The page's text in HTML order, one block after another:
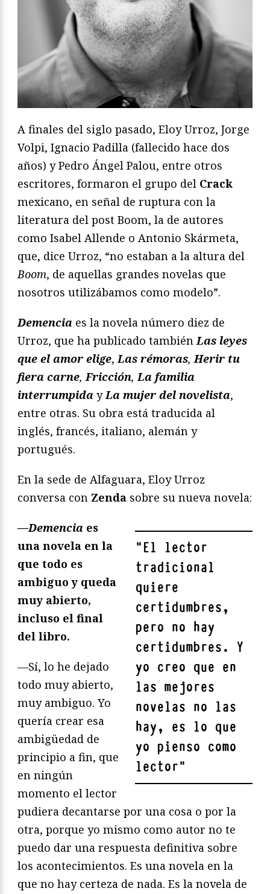
A finales del siglo pasado, Eloy Urroz, Jorge
Volpi, Ignacio Padilla (fallecido hace dos
años) y Pedro Ángel Palou, entre otros
escritores, formaron el grupo del Crack
mexicano, en señal de ruptura con la
literatura del post Boom, la de autores
como Isabel Allende o Antonio Skármeta,
que, dice Urroz, “no estaban a la altura del
Boom, de aquellas grandes novelas que
nosotros utilizábamos como modelo”.
Demencia es la novela número diez de
Urroz, que ha publicado tambiénLas leyes
que el amor elige, Las rémoras,Herir tu
fiera carne,Fricción,La familia
interrumpida yLa mujer del novelista,
entre otras. Su obra está traducida al
inglés, francés, italiano, alemán y
portugués.
En la sede de Alfaguara, Eloy Urroz
conversa con Zenda sobre su nueva novela:
"El lector
tradicional
quiere
certidumbres,
pero no hay
certidumbres. Y
yo creo que en
las mejores
novelas no las
hay, es lo que
yo pienso como
lector"
—Demencia es
una novela en la
que todo es
ambiguo y queda
muy abierto,
incluso el final
del libro.
—Sí, lo he dejado
todo muy abierto,
muy ambiguo. Yo
quería crear esa
ambigüedad de
principio a fin, que
en ningún
momento el lector
pudiera decantarse por una cosa o por la
otra, porque yo mismo como autor no te
puedo dar una respuesta definitiva sobre
los acontecimientos. Es una novela en la
que no hay certeza de nada. Es la novela de